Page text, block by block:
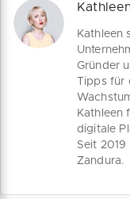
Kathleen
Gründer
Tipps für
Kathleen
digitale
Seit
Zandura.